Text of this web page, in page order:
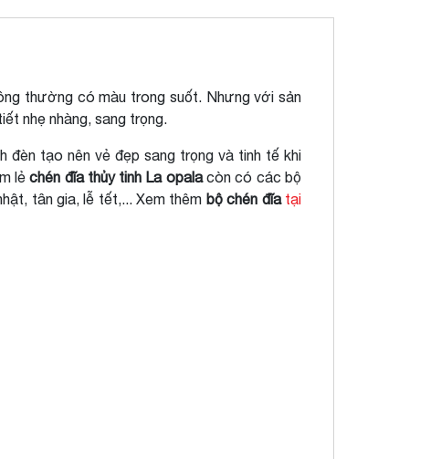
thường có màu trong suốt. Nhưng với sản
nhẹ nhàng, sang trọng.
đèn tạo nên vẻ đẹp sang trọng và tinh tế khi
lẻchén đĩa thủy tinh La opalacòn có các bộ
tân gia, lễ tết,... Xem thêm bộ chén đĩa tại